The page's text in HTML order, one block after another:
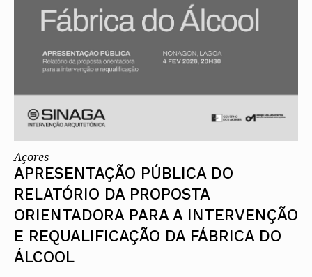
Açores
APRESENTAÇÃO PÚBLICA DO
RELATÓRIO DA PROPOSTA
ORIENTADORA PARA A INTERVENÇÃO
E REQUALIFICAÇÃO DA FÁBRICA DO
ÁLCOOL